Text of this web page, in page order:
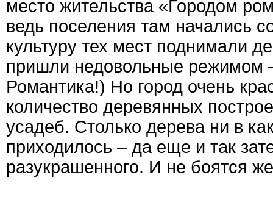
место жительства «Городом
ведь поселения там начались
культуру тех мест поднимали
пришли недовольные режимом
Романтика!) Но город очень
количество деревянных
усадеб. Столько дерева ни в
приходилось – да еще и так
разукрашенного. И не боятся